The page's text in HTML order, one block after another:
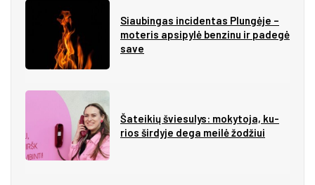
Siau­bin­gas in­ci­den­tas Plun­gė­je –
mo­te­ris ap­si­py­lė ben­zi­nu ir pa­de­gė
sa­ve
Ša­tei­kių švie­su­lys: mo­ky­to­ja, ku­
rios šir­dy­je de­ga mei­lė žo­džiui